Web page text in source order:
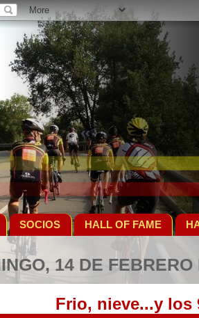
SOCIOS HALL OF FAME
14 DE FEBRERO
Frio, nieve...y los